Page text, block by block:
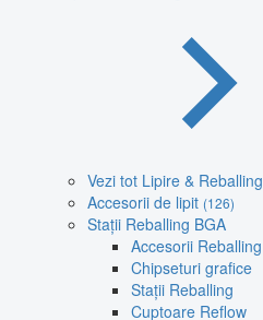
Vezi tot Lipire & Reballing
Accesorii de lipit (126)
Stații Reballing BGA
Accesorii Reballing
Chipseturi grafice
Stații Reballing
Cuptoare Reflow